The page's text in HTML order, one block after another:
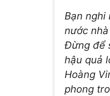
Bạn nghi
nước
Đừng để
hậu quả
Hoàng
phong